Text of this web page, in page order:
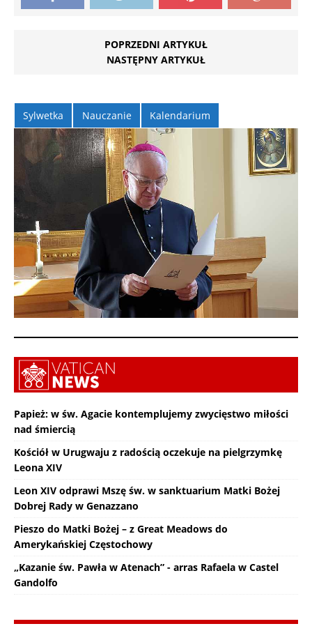
POPRZEDNI ARTYKUŁ
NASTĘPNY ARTYKUŁ
Sylwetka Nauczanie Kalendarium
Papież: w św. Agacie kontemplujemy zwycięstwo miłości
nad śmiercią
Kościół w Urugwaju z radością oczekuje na pielgrzymkę
Leona XIV
Leon XIV odprawi Mszę św. w sanktuarium Matki Bożej
Dobrej Rady w Genazzano
Pieszo do Matki Bożej – z Great Meadows do
Amerykańskiej Częstochowy
„Kazanie św. Pawła w Atenach” - arras Rafaela w Castel
Gandolfo